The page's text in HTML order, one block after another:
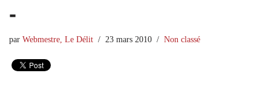
-
par Webmestre, Le Délit 23 mars 2010 Non classé